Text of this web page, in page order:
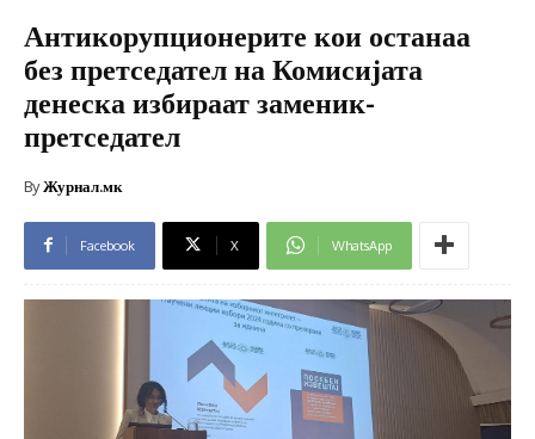
Антикорупционерите кои останаа
без претседател на Комисијата
денеска избираат заменик-
претседател
ByЖурнал.мк
Facebook X WhatsApp